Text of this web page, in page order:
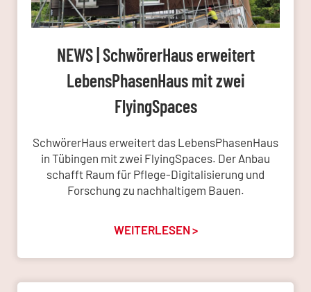
NEWS | SchwörerHaus erweitert
LebensPhasenHaus mit zwei
FlyingSpaces
SchwörerHaus erweitert das LebensPhasenHaus
in Tübingen mit zwei FlyingSpaces. Der Anbau
schafft Raum für Pflege-Digitalisierung und
Forschung zu nachhaltigem Bauen.
WEITERLESEN >